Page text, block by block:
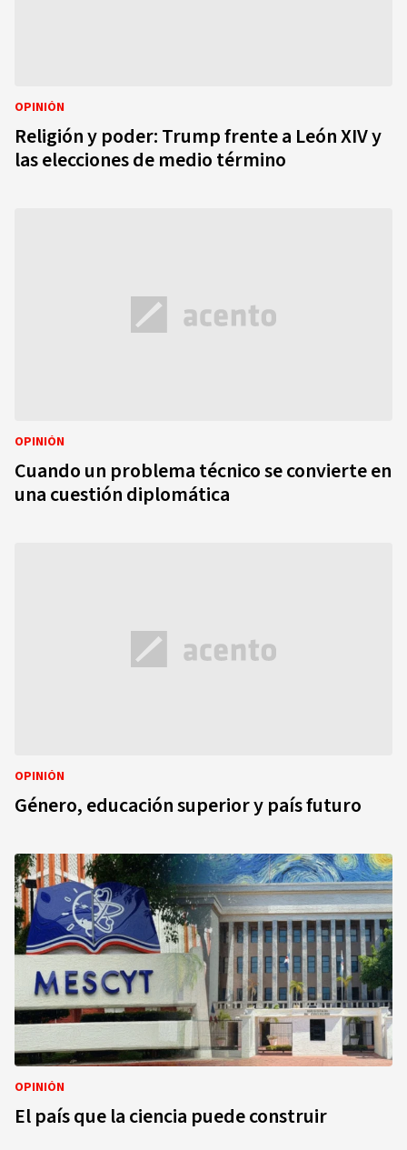
OPINIÓN
Religión y poder: Trump frente a León XIV y
las elecciones de medio término
OPINIÓN
Cuando un problema técnico se convierte en
una cuestión diplomática
OPINIÓN
Género, educación superior y país futuro
OPINIÓN
El país que la ciencia puede construir